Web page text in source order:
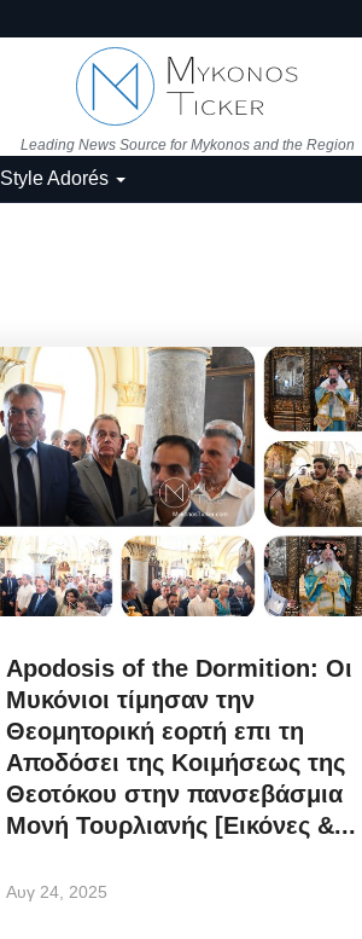
Leading News Source for Mykonos and the Region
Style Adorés
Apodosis of the Dormition: Οι
Μυκόνιοι τίμησαν την
Θεομητορική εορτή επι τη
Αποδόσει της Κοιμήσεως της
Θεοτόκου στην πανσεβάσμια
Μονή Τουρλιανής [Εικόνες &...
Αυγ 24, 2025